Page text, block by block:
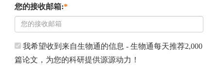
您的接收邮箱:*
我希望收到来自生物通的信息 - 生物通每天推荐2,000
篇论文，为您的科研提供源源动力！